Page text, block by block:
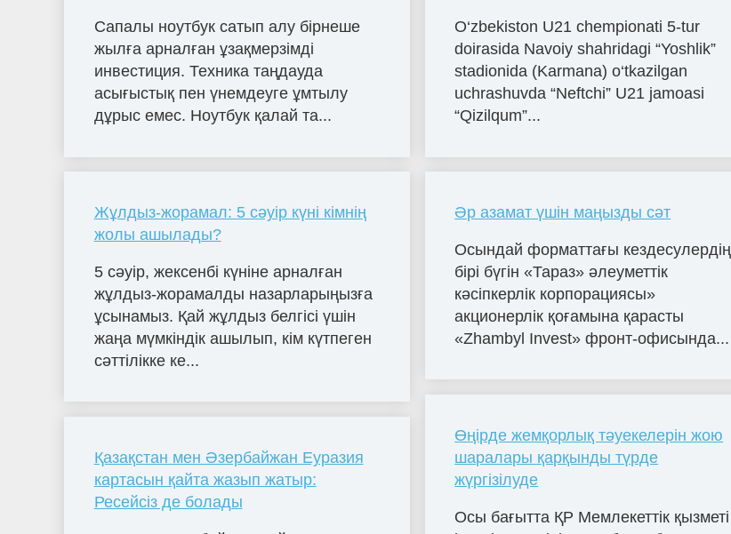
Сапалы ноутбук сатып алу бірнеше
жылға арналған ұзақмерзімді
инвестиция. Техника таңдауда
асығыстық пен үнемдеуге ұмтылу
дұрыс емес. Ноутбук қалай та...
Жұлдыз-жорамал: 5 сәуір күні кімнің
жолы ашылады?
5 сәуір, жексенбі күніне арналған
жұлдыз-жорамалды назарларыңызға
ұсынамыз. Қай жұлдыз белгісі үшін
жаңа мүмкіндік ашылып, кім күтпеген
сәттілікке ке...
Қазақстан мен Әзербайжан Еуразия
картасын қайта жазып жатыр:
Ресейсіз де болады
O‘zbekiston U21 chempionati 5-tur
doirasida Navoiy shahridagi “Yoshlik”
stadionida (Karmana) o‘tkazilgan
uchrashuvda “Neftchi” U21 jamoasi
“Qizilqum”...
Әр азамат үшін маңызды сәт
Осындай форматтағы кездесулердің
бірі бүгін «Тараз» әлеуметтік
кәсіпкерлік корпорациясы»
акционерлік қоғамына қарасты
«Zhambyl Invest» фронт-офисында...
Өңірде жемқорлық тәуекелерін жою
шаралары қарқынды түрде
жүргізілуде
Осы бағытта ҚР Мемлекеттік қызметі